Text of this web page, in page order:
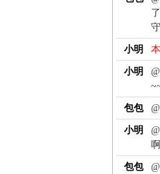
小明
小明
包包
小明
包包